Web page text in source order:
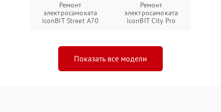
Ремонт
электросамоката
iconBIT Street A70
Ремонт
электросамоката
iconBIT City Pro
Показать все модели